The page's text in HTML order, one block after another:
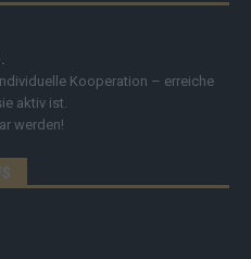
Kooperation – erreiche
aktiv ist.
werden!